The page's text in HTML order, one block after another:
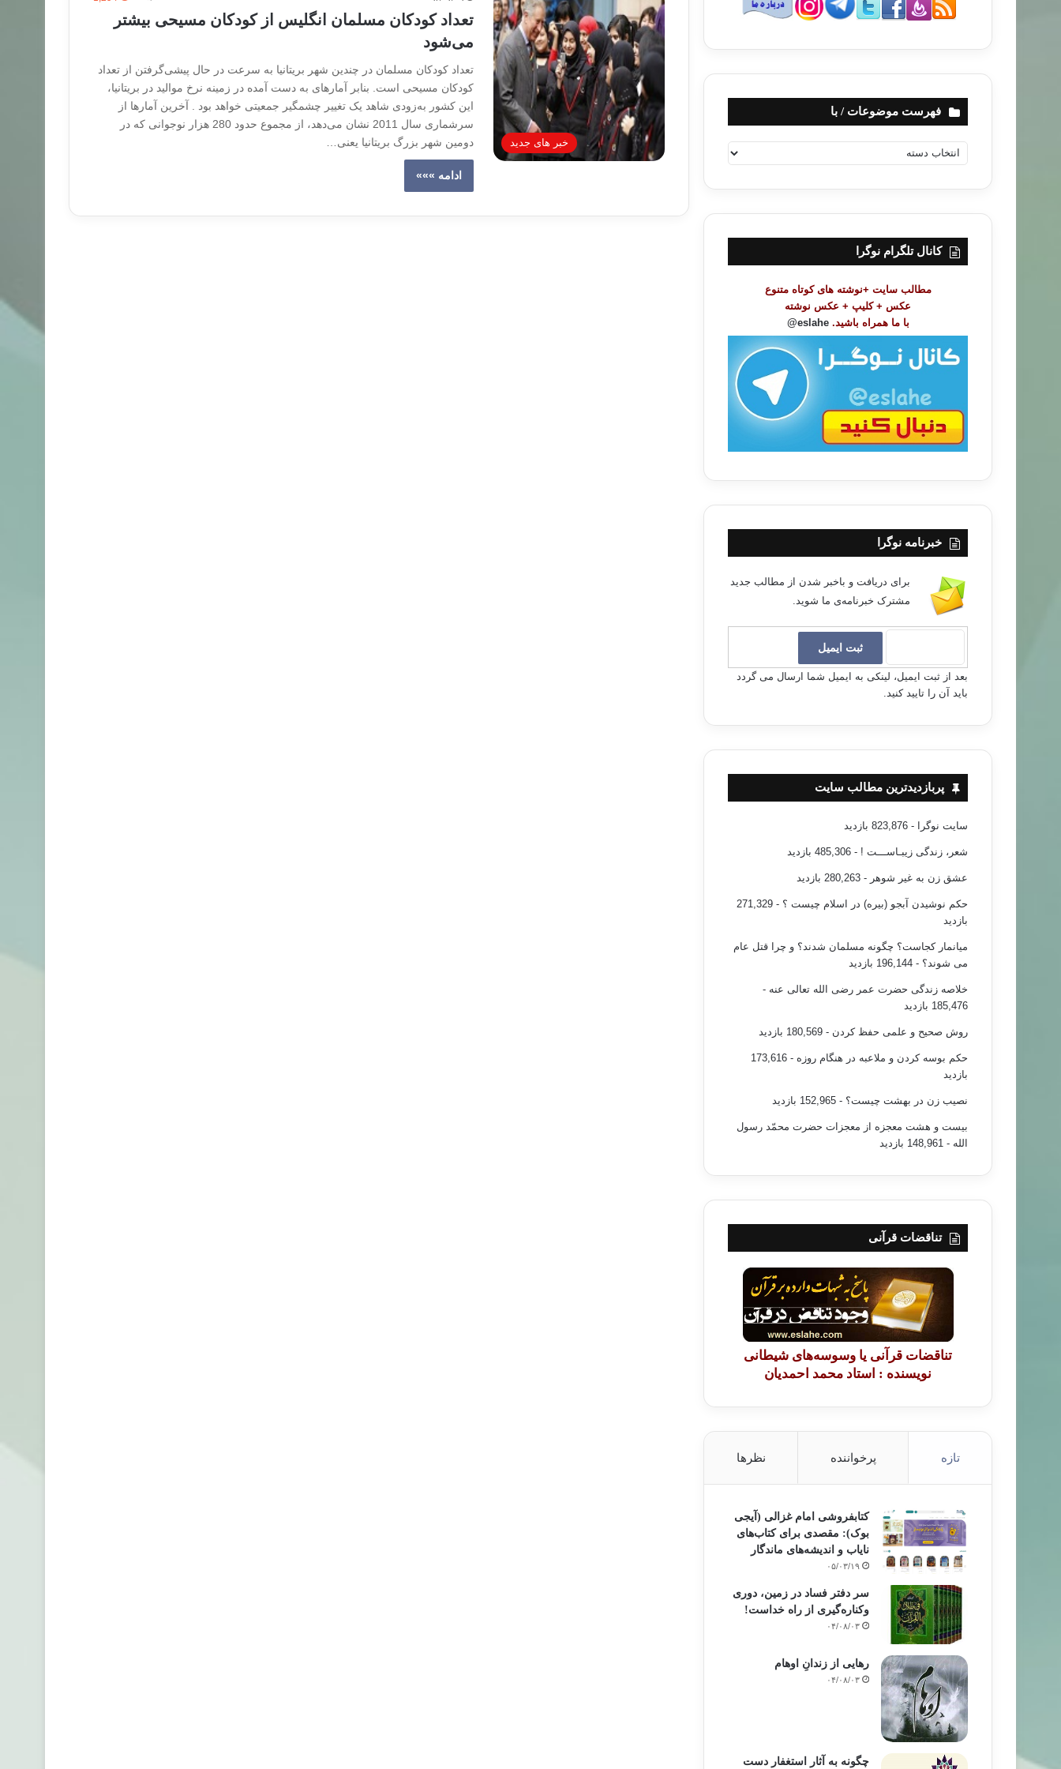
خبر های جدید
تعداد کودکان مسلمان انگلیس از کودکان مسیحی بیشتر
می‌شود
تعداد کودکان مسلمان در چندین شهر بریتانیا به سرعت در حال پیشی‌گرفتن از تعداد
کودکان مسیحی است. بنابر آمار‌های به دست آمده در زمینه نرخ موالید در بریتانیا،
این کشور به‌زودی شاهد یک تغییر چشمگیر جمعیتی خواهد بود . آخرین آمارها از
سرشماری سال 2011 نشان می‌دهد، از مجموع حدود 280 هزار نوجوانی که در
دومین شهر بزرگ بریتانیا یعنی…
ادامه »»»
فهرست موضوعات / با
ه
ت
ض
کانال تلگرام نوگرا
مطالب سایت +نوشته های کوتاه متنوع
عکس + کلیپ + عکس نوشته
با ما همراه باشید. eslahe@
خبرنامه نوگرا
برای دریافت و باخبر شدن از مطالب جدید
مشترک خبرنامه‌ی ما شوید.
بعد از ثبت ایمیل، لینکی به ایمیل شما ارسال می گردد
باید آن را تایید کنید.
پربازدیدترین مطالب سایت
سایت نوگرا - 823,876 بازدید
شعر، زندگی زیبـاســـت ! - 485,306 بازدید
عشق زن به غیر شوهر - 280,263 بازدید
حکم نوشیدن آبجو (بیره) در اسلام چیست ؟
- 271,329
بازدید
میانمار کجاست؟ چگونه مسلمان شدند؟ و چرا قتل عام
می شوند؟ - 196,144 بازدید
خلاصه زندگی حضرت عمر رضی الله تعالی عنه -
185,476 بازدید
روش صحیح و علمی حفظ کردن - 180,569 بازدید
حکم بوسه کردن و ملاعبه در هنگام روزه
- 173,616
بازدید
نصیب زن در بهشت چیست؟ - 152,965 بازدید
بیست و هشت معجزه از معجزات حضرت محمّد رسول
الله - 148,961 بازدید
تناقضات قرآنی
تناقضات قرآنی یا وسوسه‌های شیطانی
نویسنده : استاد محمد احمدیان
تازه پرخواننده نظرها
کتابفروشی امام غزالی (آیجی
بوک): مقصدی برای کتاب‌های
نایاب و اندیشه‌های ماندگار
۰۵/۰۳/۱۹
سر دفتر فساد در زمین‌، دوری
وکناره‌گیری از راه خداست‌!
۰۴/۰۸/۰۳
رهایی از زندانِ اوهام
۰۴/۰۸/۰۳
چگونه به آثار استغفار دست